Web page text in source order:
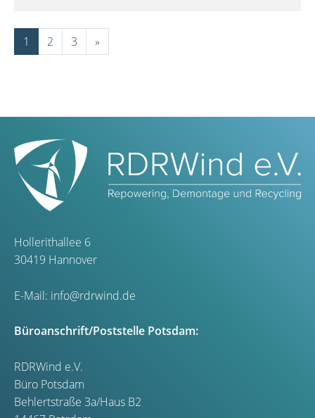
1 2 3 »
Hollerithallee 6
30419 Hannover
E-Mail: info@rdrwind.de
Büroanschrift/Poststelle Potsdam:
RDRWind e.V.
Büro Potsdam
Behlertstraße 3a/Haus B2